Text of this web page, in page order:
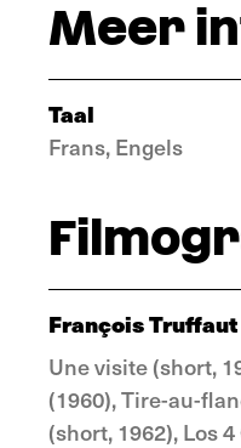
Meer
Taal
Frans, Engels
François Truffaut
Une visite (short,
(1960), Tire-au-
(short, 1962), Los